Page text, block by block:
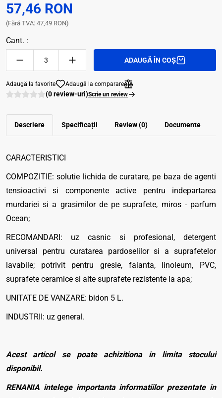
57,46 RON
(Fără TVA: 47,49 RON)
Cant. :
ADAUGĂ ÎN COȘ
Adaugă la favorite Adaugă la comparare
(0 review-uri)Scrie un review
Descriere Specificații Review (0) Documente
CARACTERISTICI
COMPOZITIE: solutie lichida de curatare, pe baza de agenti
tensioactivi si componente active pentru indepartarea
murdariei si a grasimilor de pe suprafete, miros - parfum
Ocean;
RECOMANDARI: uz casnic si profesional, detergent
universal pentru curatarea pardoselilor si a suprafetelor
lavabile; potrivit pentru gresie, faianta, linoleum, PVC,
suprafete ceramice si alte suprafete rezistente la apa;
UNITATE DE VANZARE: bidon 5 L.
INDUSTRII: uz general.
Acest articol se poate achizitiona in limita stocului
disponibil.
RENANIA intelege importanta informatiilor prezentate in